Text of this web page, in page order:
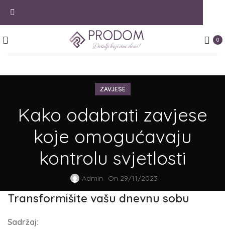
0
ZAVJESE
Kako odabrati zavjese
koje omogućavaju
kontrolu svjetlosti
Admin On 29/11/2023
Transformišite vašu dnevnu sobu
Sadržaj: